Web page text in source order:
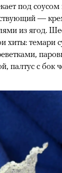
под
—
из ягод.
хиты: темари
палтус с бок